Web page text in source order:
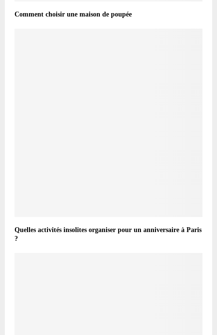
Comment choisir une maison de poupée
Quelles activités insolites organiser pour un anniversaire à Paris
?